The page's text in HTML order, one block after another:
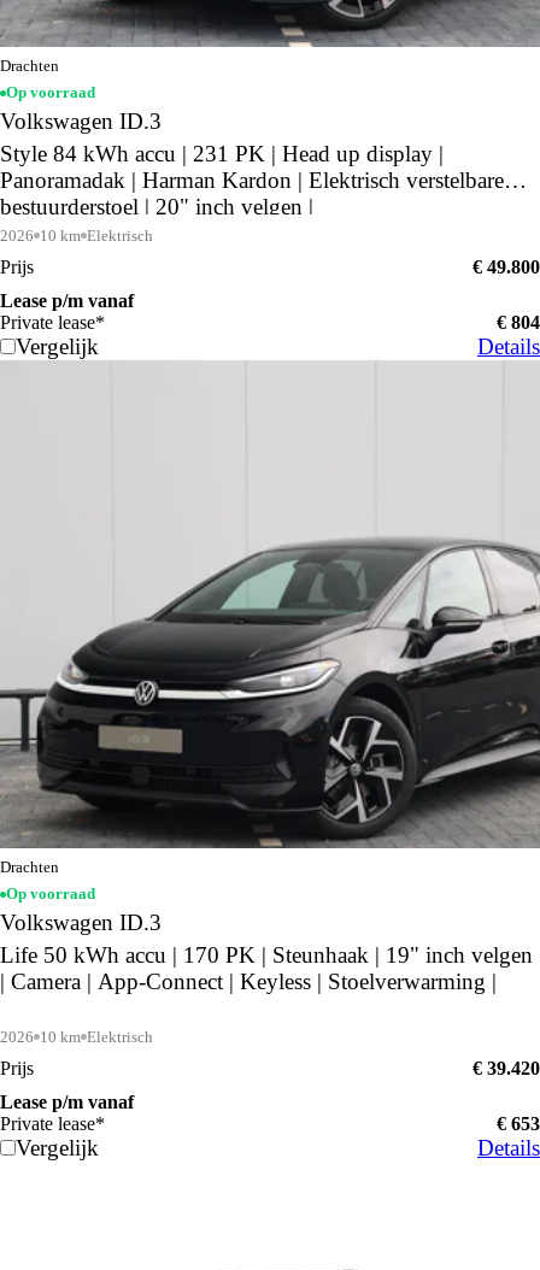
Drachten
Op voorraad
Volkswagen ID.3
Style 84 kWh accu | 231 PK | Head up display |
Panoramadak | Harman Kardon | Elektrisch verstelbare
bestuurderstoel | 20" inch velgen |
2026 10 km Elektrisch
Prijs
€ 49.800
Lease p/m vanaf
Private lease*
€ 804
Vergelijk Details
Drachten
Op voorraad
Volkswagen ID.3
Life 50 kWh accu | 170 PK | Steunhaak | 19" inch velgen
| Camera | App-Connect | Keyless | Stoelverwarming |
2026 10 km Elektrisch
Prijs
€ 39.420
Lease p/m vanaf
Private lease*
€ 653
Vergelijk Details